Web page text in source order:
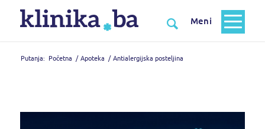
Putanja: Početna / Apoteka / Antialergijska posteljina